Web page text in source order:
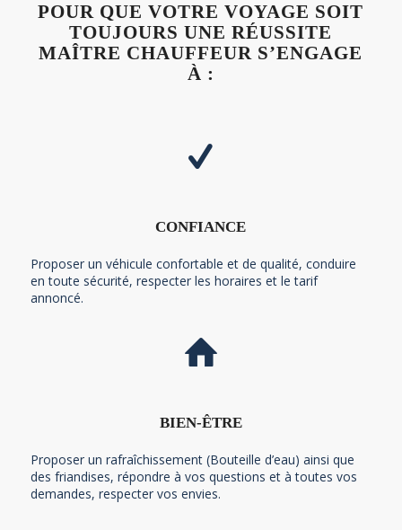
POUR QUE VOTRE VOYAGE SOIT
TOUJOURS UNE RÉUSSITE
MAÎTRE CHAUFFEUR S’ENGAGE
À :
CONFIANCE
Proposer un véhicule confortable et de qualité, conduire
en toute sécurité, respecter les horaires et le tarif
annoncé.
BIEN-ÊTRE
Proposer un rafraîchissement (Bouteille d’eau) ainsi que
des friandises, répondre à vos questions et à toutes vos
demandes, respecter vos envies.